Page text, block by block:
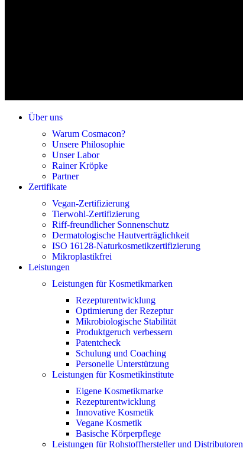
Über uns
Warum Cosmacon?
Unsere Philosophie
Unser Labor
Rainer Kröpke
Partner
Zertifikate
Vegan-Zertifizierung
Tierwohl-Zertifizierung
Riff-freundlicher Sonnenschutz
Dermatologische Hautverträglichkeit
ISO 16128-Naturkosmetikzertifizierung
Mikroplastikfrei
Leistungen
Leistungen für Kosmetikmarken
Rezepturentwicklung
Optimierung der Rezeptur
Mikrobiologische Stabilität
Produktgeruch verbessern
Patentcheck
Schulung und Coaching
Personelle Unterstützung
Leistungen für Kosmetikinstitute
Eigene Kosmetikmarke
Rezepturentwicklung
Innovative Kosmetik
Vegane Kosmetik
Basische Körperpflege
Leistungen für Rohstoffhersteller und Distributoren